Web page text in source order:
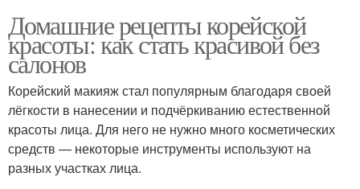
Домашние рецепты корейской
красоты: как стать красивой без
салонов
Корейский макияж стал популярным благодаря своей
лёгкости в нанесении и подчёркиванию естественной
красоты лица. Для него не нужно много косметических
средств — некоторые инструменты используют на
разных участках лица.